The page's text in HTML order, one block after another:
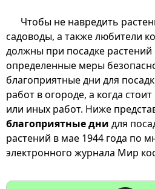
Чтобы не навредить
садоводы, а также любители
должны при посадке
определенные меры
благоприятные дни для
работ в огороде, а когда
или иных работ. Ниже
благоприятные дни для
растений в мае 1944 года по
электронного журнала Мир